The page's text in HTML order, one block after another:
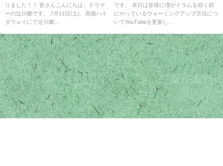
りました！！ 皆さんこんにちは、ドラマ
ーの辻川郷です。 7月11日(土)、高槻ハイ
ダウェイにて辻川郷...
Up!!
です。 本日は皆様に僕がドラムを叩く前
にやっているウォーミングアップ方法につ
いてYouTubeを更新し...